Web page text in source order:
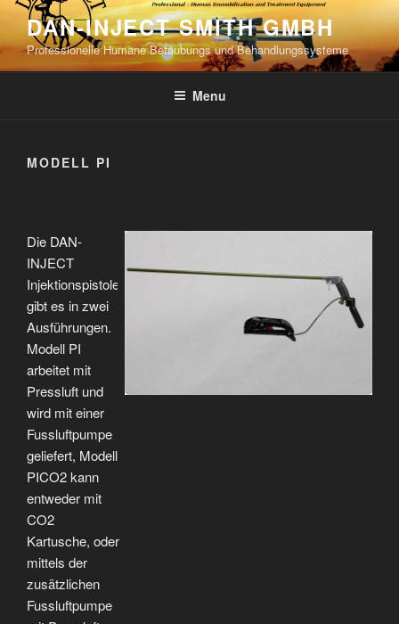
Skip
content
DAN-INJECT SMITH GMBH
Professionelle Humane Betäubungs und Behandlungssysteme
Menu
MODELL PI
Die DAN-
INJECT
Injektionspistole
gibt es in zwei
Ausführungen.
Modell PI
arbeitet mit
Pressluft und
wird mit einer
Fussluftpumpe
geliefert, Modell
PICO2 kann
entweder mit
CO2
Kartusche, oder
mittels der
zusätzlichen
Fussluftpumpe